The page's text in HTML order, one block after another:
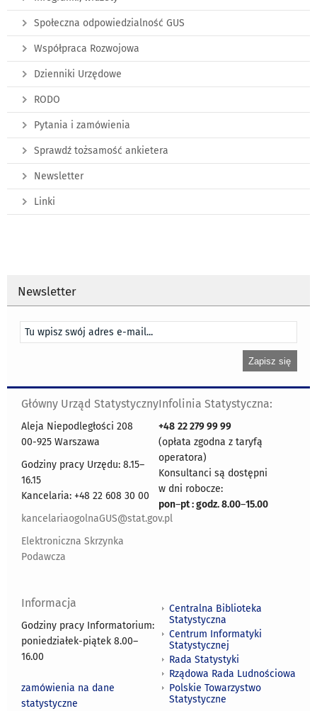
Społeczna odpowiedzialność GUS
Współpraca Rozwojowa
Dzienniki Urzędowe
RODO
Pytania i zamówienia
Sprawdź tożsamość ankietera
Newsletter
Linki
Newsletter
Główny Urząd Statystyczny
Aleja Niepodległości 208
00-925 Warszawa
Godziny pracy Urzędu: 8.15–
16.15
Kancelaria: +48 22 608 30 00
kancelariaogolnaGUS@stat.gov.pl
Elektroniczna Skrzynka
Podawcza
Infolinia Statystyczna:
+48 22 279 99 99
(opłata zgodna z taryfą
operatora)
Konsultanci są dostępni
w dni robocze:
pon–pt : godz. 8.00–15.00
Informacja
Godziny pracy Informatorium:
poniedziałek-piątek 8.00–
16.00
zamówienia na dane
statystyczne
Centralna Biblioteka
Statystyczna
Centrum Informatyki
Statystycznej
Rada Statystyki
Rządowa Rada Ludnościowa
Polskie Towarzystwo
Statystyczne